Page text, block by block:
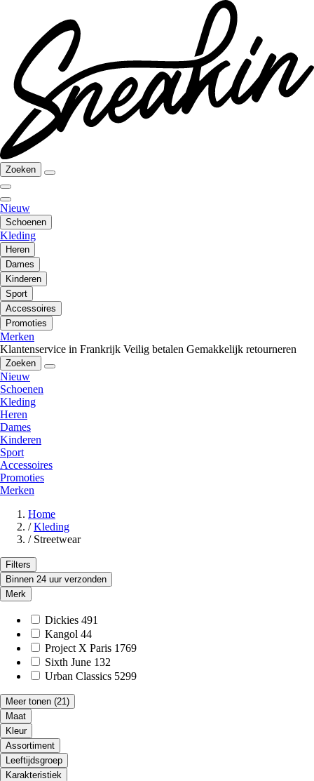
Zoeken
Nieuw
Schoenen
Kleding
Heren
Dames
Kinderen
Sport
Accessoires
Promoties
Merken
Klantenservice in Frankrijk Veilig betalen Gemakkelijk retourneren
Zoeken
Nieuw
Schoenen
Kleding
Heren
Dames
Kinderen
Sport
Accessoires
Promoties
Merken
Home
/ Kleding
/ Streetwear
Filters
Binnen 24 uur verzonden
Merk
Dickies 491
Kangol 44
Project X Paris 1769
Sixth June 132
Urban Classics 5299
Meer tonen (21)
Maat
Kleur
Assortiment
Leeftijdsgroep
Karakteristiek